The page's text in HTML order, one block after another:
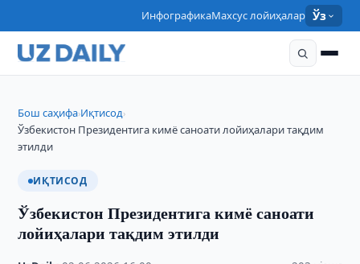
ИнфографикаМахсус лойиҳалар Ўз
Бош саҳифа›Иқтисод›
Ўзбекистон Президентига кимё саноати лойиҳалари тақдим
этилди
ИҚТИСОД
Ўзбекистон Президентига кимё саноати
лойиҳалари тақдим этилди